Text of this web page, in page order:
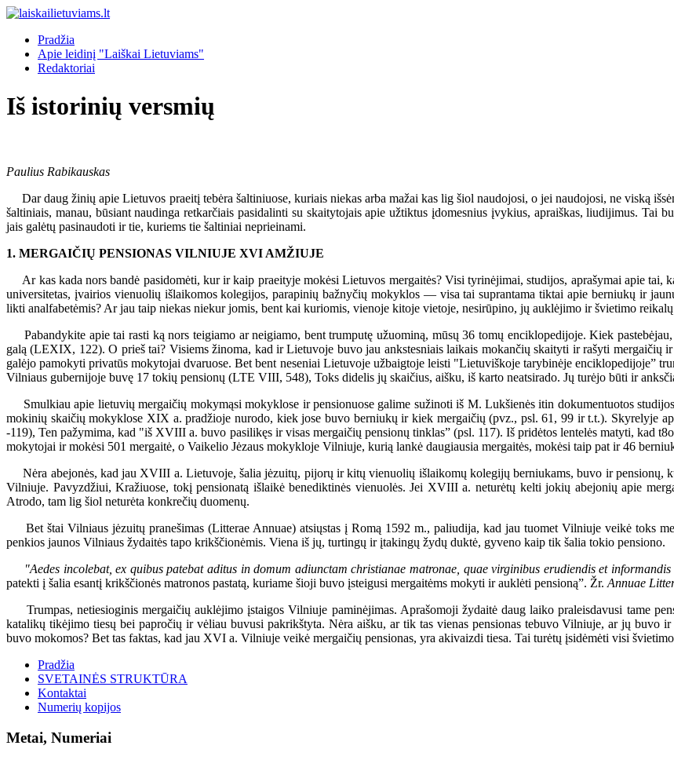
Pradžia
Apie leidinį "Laiškai Lietuviams"
Redaktoriai
Iš istorinių versmių
Paulius Rabikauskas
Dar daug žinių apie Lietuvos praeitį tebėra šaltiniuose, kuriais niekas arba mažai kas lig šiol naudojosi, o jei naudojosi, ne viską
šaltiniais, manau, būsiant naudinga retkarčiais pasidalinti su skaitytojais apie užtiktus įdomesnius įvykius, apraiškas, liudijimus. Tai
jais galėtų pasinaudoti ir tie, kuriems tie šaltiniai neprieinami.
1. MERGAIČIŲ PENSIONAS VILNIUJE XVI AMŽIUJE
Ar kas kada nors bandė pasidomėti, kur ir kaip praeityje mokėsi Lietuvos mergaitės? Visi tyrinėjimai, studijos, aprašymai apie tai,
universitetas, įvairios vienuolių išlaikomos kolegijos, parapinių bažnyčių mokyklos — visa tai suprantama tiktai apie berniukų ir
likti analfabetėmis? Ar jau taip niekas niekur jomis, bent kai kuriomis, vienoje kitoje vietoje, nesirūpino, jų auklėjimo ir švietimo reikalų
Pabandykite apie tai rasti ką nors teigiamo ar neigiamo, bent trumputę užuominą, mūsų 36 tomų enciklopedijoje. Kiek
galą (LEXIX, 122). O prieš tai? Visiems žinoma, kad ir Lietuvoje buvo jau ankstesniais laikais mokančių skaityti ir rašyti mergaičių
galėjo pamokyti privatūs mokytojai dvaruose. Bet bent neseniai Lietuvoje užbaigtoje leisti "Lietuviškoje tarybinėje enciklopedijoje”
Vilniaus gubernijoje buvę 17 tokių pensionų (LTE VIII, 548), Toks didelis jų skaičius, aišku, iš karto neatsirado. Jų turėjo būti ir
Smulkiau apie lietuvių mergaičių mokymąsi mokyklose ir pensionuose galime sužinoti iš M. Lukšienės itin dokumentuotos
mokinių skaičių mokyklose XIX a. pradžioje nurodo, kiek jose buvo berniukų ir kiek mergaičių (pvz., psl. 61, 99 ir t.t.). Skyrelyje
-119), Ten pažymima, kad "iš XVIII a. buvo pasilikęs ir visas mergaičių pensionų tinklas” (psl. 117). Iš pridėtos lentelės matyti, kad
mokytojai ir mokėsi 501 mergaitė, o Vaikelio Jėzaus mokykloje Vilniuje, kurią lankė daugiausia mergaitės, mokėsi taip pat ir 46
Nėra abejonės, kad jau XVIII a. Lietuvoje, šalia jėzuitų, pijorų ir kitų vienuolių išlaikomų kolegijų berniukams, buvo ir pensionų,
Vilniuje. Pavyzdžiui, Kražiuose, tokį pensionatą išlaikė benediktinės vienuolės. Jei XVIII a. neturėtų kelti jokių abejonių apie
Atrodo, tam lig šiol neturėta konkrečių duomenų.
Bet štai Vilniaus jėzuitų pranešimas (Litterae Annuae) atsiųstas į Romą 1592 m., paliudija, kad jau tuomet Vilniuje veikė toks
penkios jaunos Vilniaus žydaitės tapo krikščionėmis. Viena iš jų, turtingų ir įtakingų žydų duktė, gyveno kaip tik šalia tokio pensiono.
"Aedes incolebat, ex quibus patebat aditus in domum adiunctam christianae matronae, quae virginibus erudiendis et
patekti į šalia esantį krikščionės matronos pastatą, kuriame šioji buvo įsteigusi mergaitėms mokyti ir auklėti pensioną”. Žr. Annuae
Trumpas, netiesioginis mergaičių auklėjimo įstaigos Vilniuje paminėjimas. Aprašomoji žydaitė daug laiko praleisdavusi tame
katalikų tikėjimo tiesų bei papročių ir vėliau buvusi pakrikštyta. Nėra aišku, ar tik tas vienas pensionas tebuvo Vilniuje, ar jų
buvo mokomos? Bet tas faktas, kad jau XVI a. Vilniuje veikė mergaičių pensionas, yra akivaizdi tiesa. Tai turėtų įsidėmėti visi
Pradžia
SVETAINĖS STRUKTŪRA
Kontaktai
Numerių kopijos
Metai, Numeriai